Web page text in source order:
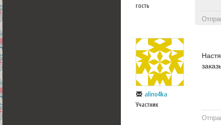
гость
alino4ka
Участник